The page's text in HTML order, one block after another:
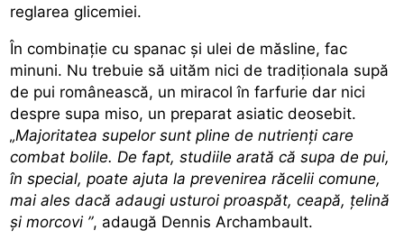
reglarea glicemiei.
În combinație cu spanac și ulei de măsline, fac
minuni. Nu trebuie să uităm nici de tradiționala supă
de pui românească, un miracol în farfurie dar nici
despre supa miso, un preparat asiatic deosebit.
„Majoritatea supelor sunt pline de nutrienți care
combat bolile. De fapt, studiile arată că supa de pui,
în special, poate ajuta la prevenirea răcelii comune,
mai ales dacă adaugi usturoi proaspăt, ceapă, țelină
și morcovi ”, adaugă Dennis Archambault.